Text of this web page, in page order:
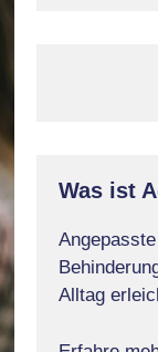
Was ist
Alltag